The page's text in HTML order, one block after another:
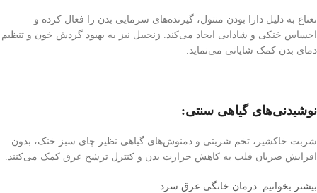
نعناع به دلیل دارا بودن منتول، گیرنده‌های سرمایی بدن را فعال کرده و
احساس خنکی و شادابی ایجاد می‌کند. زنجبیل نیز به بهبود گردش خون و تنظیم
دمای بدن کمک شایانی می‌نماید.
نوشیدنی‌های گیاهی سنتی:
شربت خاکشیر، تخم شربتی و دمنوش‌های گیاهی نظیر چای سبز خنک، بدون
افزایش ضربان قلب به کاهش حرارت بدن و کنترل ترشح عرق کمک می‌کنند.
بیشتر بخوانیم: درمان خانگی عرق سرد